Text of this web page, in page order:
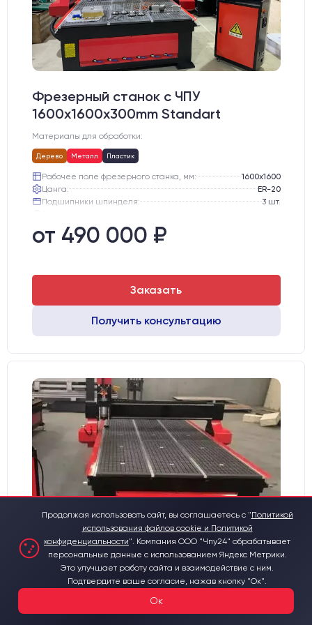
Фрезерный станок с ЧПУ
1600x1600x300mm Standart
Материалы для обработки:
Дерево Металл Пластик
Рабочее поле фрезерного станка, мм:
1600х1600
Цанга:
ER-20
Подшипники шпинделя:
3 шт.
Двигатели:
от 490 000 ₽
Заказать
Получить консультацию
Фрезерный станок с ЧПУ
1600x2500x300mm Standart
Дерево Металл Пластик
Продолжая использовать сайт, вы соглашаетесь с "Политикой
использования файлов cookie и Политикой
конфиденциальности". Компания ООО "Чпу24" обрабатывает
персональные данные с использованием Яндекс Метрики.
Это улучшает работу сайта и взаимодействие с ним.
Подтвердите ваше согласие, нажав кнопку "Ок".
Ок